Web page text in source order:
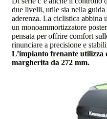
due livelli, utile sia nella guida
aderenza. La ciclistica abbina
un monoammortizzatore
pensata per offrire comfort
rinunciare a precisione e
L’impianto frenante utilizza
margherita da 272 mm.